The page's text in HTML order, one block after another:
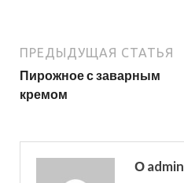
ПРЕДЫДУЩАЯ СТАТЬЯ
Пирожное с заварным
кремом
О admin